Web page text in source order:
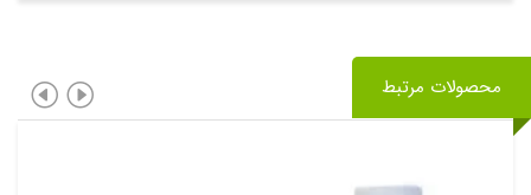
محصولات مرتبط